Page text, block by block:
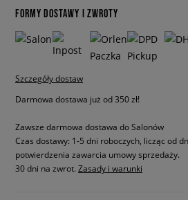
FORMY DOSTAWY I ZWROTY
Szczegóły dostaw
Darmowa dostawa już od 350 zł!
Zawsze darmowa dostawa do Salonów
Czas dostawy: 1-5 dni roboczych, licząc od
potwierdzenia zawarcia umowy sprzedaży.
30 dni na zwrot. Zasady i warunki